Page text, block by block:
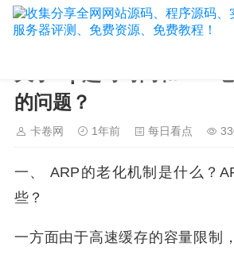
关于arp超时时间和mac
的问题？
卡卷网 1年前 每日看点
一、 ARP的老化机制是什么？
些？
一方面由于高速缓存的容量限制